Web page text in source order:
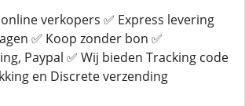
verkopers ✅ Express levering
✅ Koop zonder bon ✅
Paypal ✅ Wij bieden Tracking code
en Discrete verzending